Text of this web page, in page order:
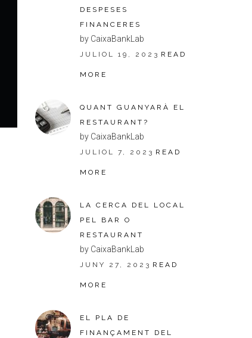
DESPESES
FINANCERES
by CaixaBankLab
JULIOL 19, 2023 READ
MORE
QUANT GUANYARÀ EL
RESTAURANT?
by CaixaBankLab
JULIOL 7, 2023 READ
MORE
LA CERCA DEL LOCAL
PEL BAR O
RESTAURANT
by CaixaBankLab
JUNY 27, 2023 READ
MORE
EL PLA DE
FINANÇAMENT DEL